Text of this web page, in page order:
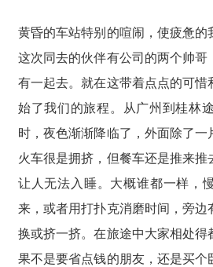
黄昏的车站特别的喧闹，使疲惫的
这次同去的伙伴有公司的两个帅哥
有一起去。就在这带着点点的可惜
始了我们的旅程。从广州到桂林
时，夜色渐渐降临了，外面除了一
火车很是拥挤，但餐车还是推来
让人无法入睡。大概谁都一样，
来，或者用打扑克消磨时间，旁边
换或挤一挤。在旅途中大家相处得
果不是要省点钱的朋友，还是买个